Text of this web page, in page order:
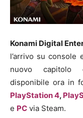
Konami Digital
l’arrivo su console
nuovo capitolo
disponibile ora in
PlayStation 4,
e PC via Steam.